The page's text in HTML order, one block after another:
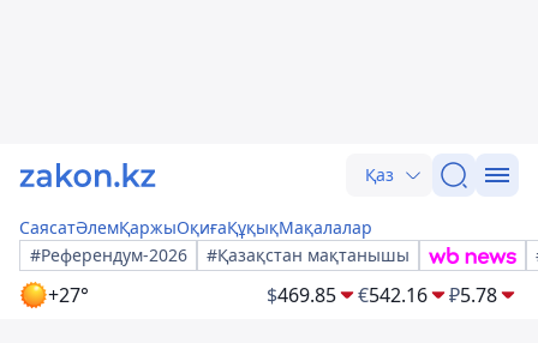
Қаз
СаясатӘлемҚаржыОқиғаҚұқықМақалалар
#Референдум-2026
#Қазақстан мақтанышы
+27° $469.85 €542.16 ₽5.78